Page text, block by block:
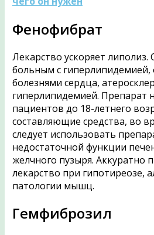
Фенофибрат
Лекарство ускоряет липолиз.
больным с
болезнями сердца,
гиперлипидемией. Препарат
пациентов до 18-летнего
составляющие средства, во
следует использовать
недостаточной функции
желчного пузыря. Аккуратно
лекарство при гипотиреозе,
патологии мышц.
Гемфиброзил